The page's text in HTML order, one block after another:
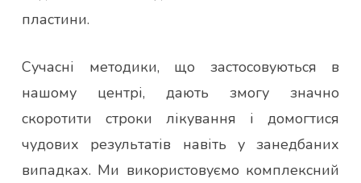
пластини.
Сучасні методики, що застосовуються в
нашому центрі, дають змогу значно
скоротити строки лікування і домогтися
чудових результатів навіть у занедбаних
випадках. Ми використовуємо комплексний